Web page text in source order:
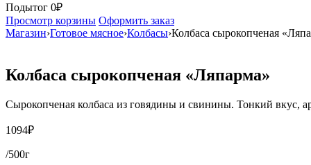
Подытог 0₽
Просмотр корзины Оформить заказ
Магазин›Готовое мясное›Колбасы›Колбаса сырокопченая
Колбаса сырокопченая «Ляпарма»
Сырокопченая колбаса из говядины и свинины. Тонкий вкус,
1094₽
/500г